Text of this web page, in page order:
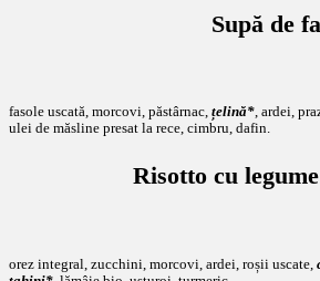
Supă de
fasole uscată, morcovi, păstârnac, țelină*, ardei,
ulei de măsline presat la rece, cimbru, dafin.
Risotto cu
orez integral, zucchini, morcovi, ardei, roșii uscate,